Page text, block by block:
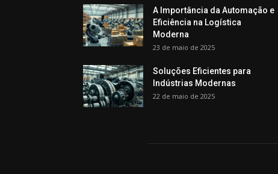
A Importância da Automação e
Eficiência na Logística
Moderna
23 de maio de 2025
Soluções Eficientes para
Indústrias Modernas
22 de maio de 2025